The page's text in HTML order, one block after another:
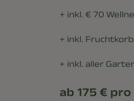
+ inkl. € 70
+ inkl.
+ inkl. aller
ab 175 €